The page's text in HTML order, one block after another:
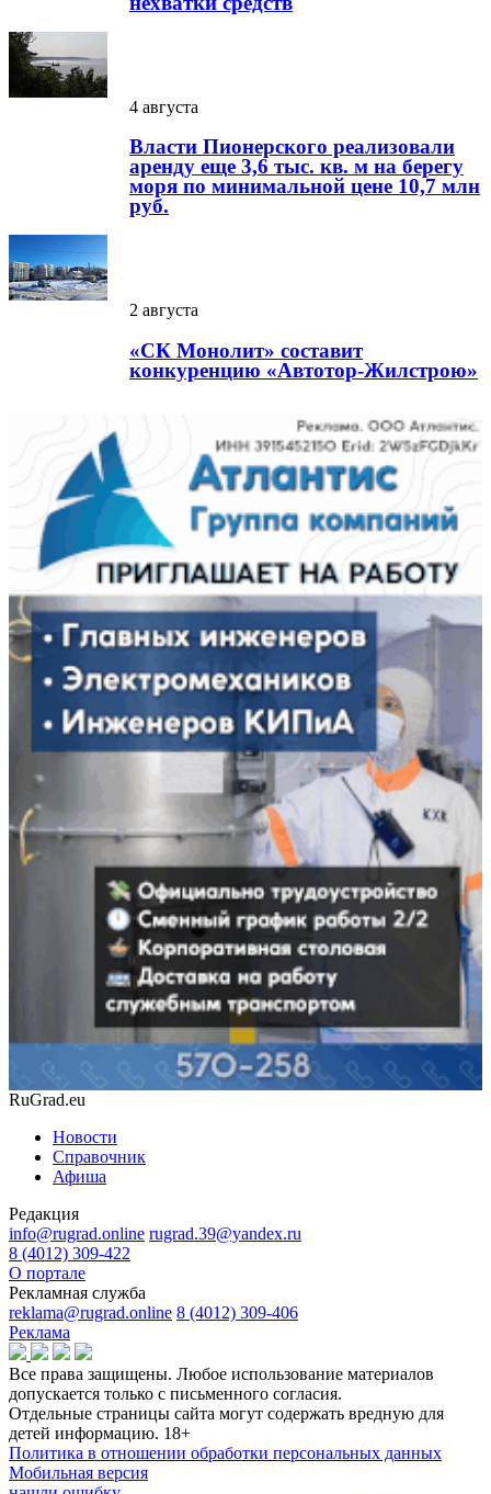
4 августа
Власти Пионерского реализовали
аренду еще 3,6 тыс. кв. м на берегу
моря по минимальной цене 10,7 млн
руб.
2 августа
«СК Монолит» составит
конкуренцию «Автотор-Жилстрою»
RuGrad.eu
Новости
Справочник
Афиша
Редакция
info@rugrad.online rugrad.39@yandex.ru
8 (4012) 309-422
О портале
Рекламная служба
reklama@rugrad.online 8 (4012) 309-406
Реклама
Все права защищены. Любое использование материалов
допускается только с письменного согласия.
Отдельные страницы сайта могут содержать вредную для
детей информацию. 18+
Политика в отношении обработки персональных данных
Мобильная версия